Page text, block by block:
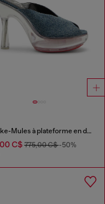
D-Lake-Mules à plateforme en denim et plexiglas
C$775,00 C$-50%